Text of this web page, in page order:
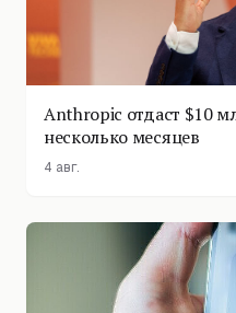
Anthropic отдаст $10
несколько месяцев
4 авг.